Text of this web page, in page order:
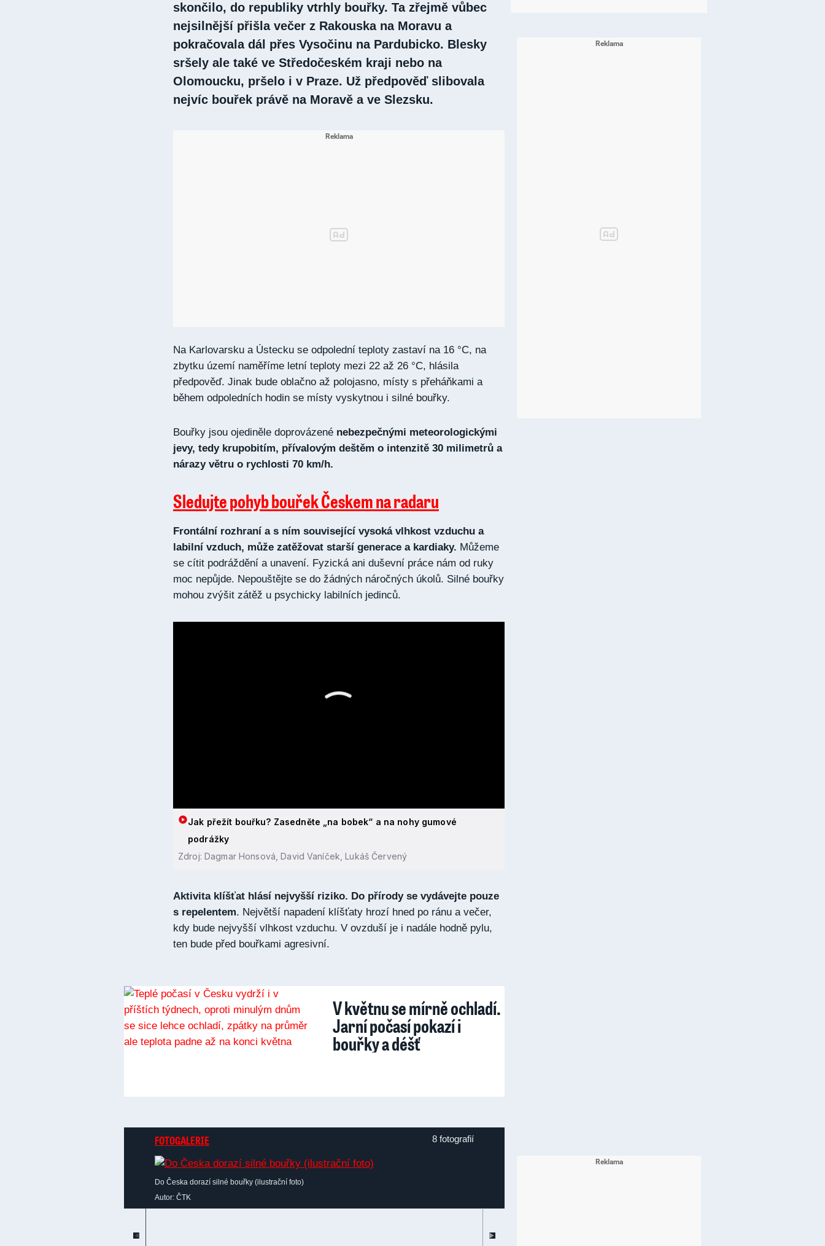
skončilo, do republiky vtrhly bouřky. Ta zřejmě vůbec
nejsilnější přišla večer z Rakouska na Moravu a
pokračovala dál přes Vysočinu na Pardubicko. Blesky
sršely ale také ve Středočeském kraji nebo na
Olomoucku, pršelo i v Praze. Už předpověď slibovala
nejvíc bouřek právě na Moravě a ve Slezsku.
Na Karlovarsku a Ústecku se odpolední teploty zastaví na 16 °C, na
zbytku území naměříme letní teploty mezi 22 až 26 °C, hlásila
předpověď. Jinak bude oblačno až polojasno, místy s přeháňkami a
během odpoledních hodin se místy vyskytnou i silné bouřky.
Bouřky jsou ojediněle doprovázené nebezpečnými meteorologickými
jevy, tedy krupobitím, přívalovým deštěm o intenzitě 30 milimetrů a
nárazy větru o rychlosti 70 km/h.
Sledujte pohyb bouřek Českem na radaru
Frontální rozhraní a s ním související vysoká vlhkost vzduchu a
labilní vzduch, může zatěžovat starší generace a kardiaky. Můžeme
se cítit podráždění a unavení. Fyzická ani duševní práce nám od ruky
moc nepůjde. Nepouštějte se do žádných náročných úkolů. Silné bouřky
mohou zvýšit zátěž u psychicky labilních jedinců.
Jak přežít bouřku? Zasedněte „na bobek“ a na nohy gumové
podrážky
Zdroj: Dagmar Honsová, David Vaníček, Lukáš Červený
Aktivita klíšťat hlásí nejvyšší riziko. Do přírody se vydávejte pouze
s repelentem. Největší napadení klíšťaty hrozí hned po ránu a večer,
kdy bude nejvyšší vlhkost vzduchu. V ovzduší je i nadále hodně pylu,
ten bude před bouřkami agresivní.
V květnu se mírně ochladí.
Jarní počasí pokazí i
bouřky a déšť
FOTOGALERIE 8 fotografií
Do Česka dorazí silné bouřky (ilustrační foto)
Autor: ČTK